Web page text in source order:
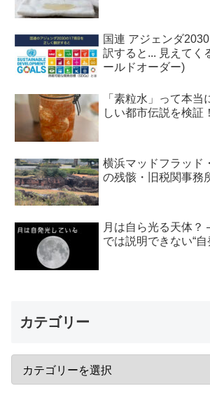
国連 アジェンダ
訳すると... 見えてく
ールドオーダー)
「素粒水」って本
しい都市伝説を検証！
横浜マッドフラッド
の残骸・旧税関事務
月は自ら光る天体
では説明できない“
カテゴリー